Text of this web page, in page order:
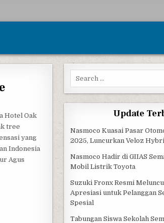
& ITALIA DI OAK TREE
Hotel Oak
tree
yang
Indonesia
Agus
Search for:
Update
Nasmoco Kuasai Pasar
2025, Luncurkan Veloz
Nasmoco Hadir di GIIAS
Mobil Listrik Toyota
Suzuki Fronx Resmi
Apresiasi untuk Pelanggan
Spesial
Tabungan Siswa Sekolah